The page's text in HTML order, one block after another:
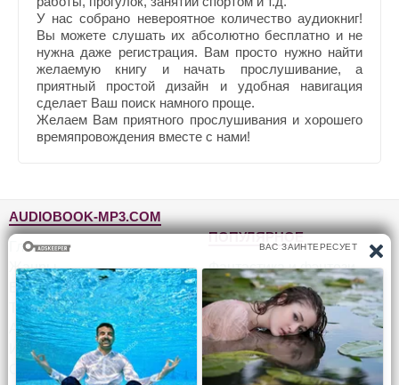
У нас собрано невероятное количество аудиокниг!
Вы можете слушать их абсолютно бесплатно и не
нужна даже регистрация. Вам просто нужно найти
желаемую книгу и начать прослушивание, а
приятный простой дизайн и удобная навигация
сделает Ваш поиск намного проще.
Желаем Вам приятного прослушивания и хорошего
времяпровождения вместе с нами!
AUDIOBOOK-MP3.COM
Главная
Жанры
Блог
Топ-100
Авторы
Исполнители
Обратная связь
ПОПУЛЯРНОЕ
Фантастика и фэнтези
Детективы, триллеры
Для детей
Роман, проза
Приключения
Юмор, сатира